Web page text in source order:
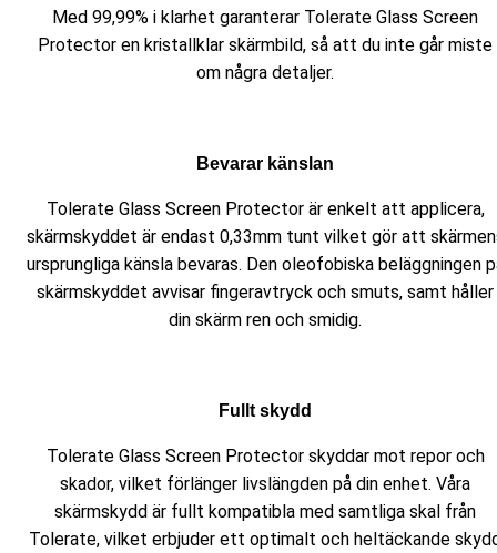
Med 99,99% i klarhet garanterar Tolerate Glass Screen
Protector en kristallklar skärmbild, så att du inte går miste
om några detaljer.
Bevarar känslan
Tolerate Glass Screen Protector är enkelt att applicera,
skärmskyddet är endast 0,33mm tunt vilket gör att
ursprungliga känsla bevaras. Den oleofobiska beläggningen
skärmskyddet avvisar fingeravtryck och smuts, samt håller
din skärm ren och smidig.
Fullt skydd
Tolerate Glass Screen Protector skyddar mot repor och
skador, vilket förlänger livslängden på din enhet. Våra
skärmskydd är fullt kompatibla med samtliga skal från
Tolerate, vilket erbjuder ett optimalt och heltäckande